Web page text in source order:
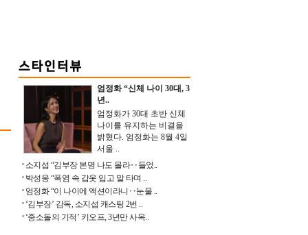
엄정화 “신체 나이 30대, 3
년..
엄정화가 30대 초반 신체
나이를 유지하는 비결을
밝혔다. 엄정화는 8월 4일
서울 ..
소지섭 “김부장 본명 나도 몰라‥들었..
박성웅 “폭염 속 갑옷 입고 말 타며 ..
엄정화 “이 나이에 액션이라니‥눈물 ..
‘김부장’ 감독, 소지섭 캐스팅 2번 ..
‘중소돌의 기적’ 키오프, 3년만 사옥..